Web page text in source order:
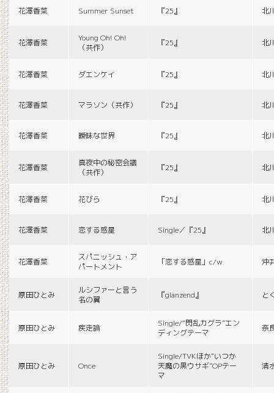
花澤香菜 Summer Sunset 『25』 北
花澤香菜
Young Oh! Oh!
（共作）
『25』 北
花澤香菜 ダエンケイ 『25』 北
花澤香菜 マラソン（共作） 『25』 北
花澤香菜 曖昧な世界 『25』 北
花澤香菜
真夜中の秘密会議
（共作）
『25』 北
花澤香菜 花びら 『25』 北
花澤香菜 恋する惑星 Single／『25』 北
花澤香菜
スパニッシュ・ア
パートメント
「恋する惑星」c/w 沖
原田ひとみ
ルシファーと言う
名の翼
『glanzend』 と
原田ひとみ 疾走論
Single/“閃乱カグラ”エン
ディングテーマ
奈
原田ひとみ Once
Single/TVKほか“いつか
天魔の黒ウサギ”OPテー
マ
清